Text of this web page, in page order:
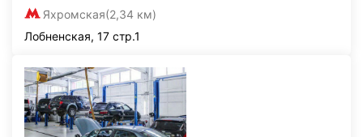
Яхромская(2,34 км)
Лобненская, 17 стр.1